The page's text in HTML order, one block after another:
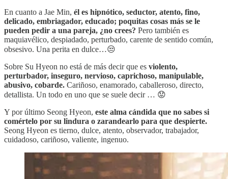
En cuanto a Jae Min, él es hipnótico, seductor, atento, fino,
delicado, embriagador, educado; poquitas cosas más se le
pueden pedir a una pareja, ¿no crees? Pero también es
maquiavélico, despiadado, perturbado, carente de sentido común,
obsesivo. Una perita en dulce…😒
Sobre Su Hyeon no está de más decir que es violento,
perturbador, inseguro, nervioso, caprichoso, manipulable,
abusivo, cobarde. Cariñoso, enamorado, caballeroso, directo,
detallista. Un todo en uno que se suele decir … 😟
Y por último Seong Hyeon, este alma cándida que no sabes si
comértelo por su lindura o zarandearlo para que despierte.
Seong Hyeon es tierno, dulce, atento, observador, trabajador,
cuidadoso, cariñoso, valiente, ingenuo.